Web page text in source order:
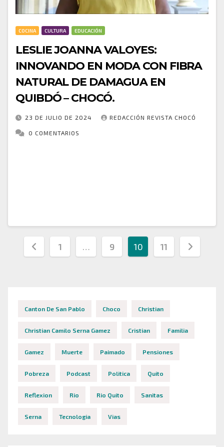
COCINA CULTURA EDUCACIÓN
LESLIE JOANNA VALOYES:
INNOVANDO EN MODA CON FIBRA
NATURAL DE DAMAGUA EN
QUIBDÓ – CHOCÓ.
23 DE JULIO DE 2024 REDACCIÓN REVISTA CHOCÓ
0 COMENTARIOS
Paginación
1 … 9 10 11
Canton De San Pablo Choco Christian
Christian Camilo Serna Gamez Cristian Familia
Gamez Muerte Paimado Pensiones
Pobreza Podcast Politica Quito
Reflexion Rio Rio Quito Sanitas
Serna Tecnologia Vias